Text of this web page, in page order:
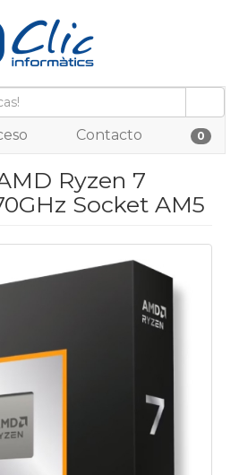
Contacto 0
Ryzen 7
Socket AM5